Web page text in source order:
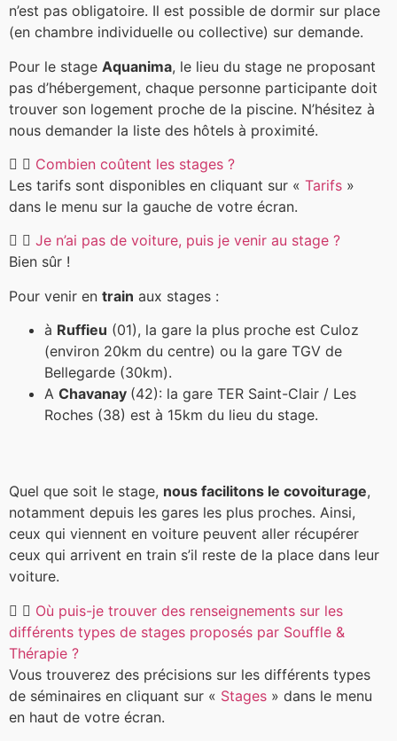
n’est pas obligatoire. Il est possible de dormir sur place
(en chambre individuelle ou collective) sur demande.
Pour le stage Aquanima, le lieu du stage ne proposant
pas d’hébergement, chaque personne participante doit
trouver son logement proche de la piscine. N’hésitez à
nous demander la liste des hôtels à proximité.
Combien coûtent les stages ?
Les tarifs sont disponibles en cliquant sur « Tarifs »
dans le menu sur la gauche de votre écran.
Je n’ai pas de voiture, puis je venir au stage ?
Bien sûr !
Pour venir en train aux stages :
à Ruffieu (01), la gare la plus proche est Culoz
(environ 20km du centre) ou la gare TGV de
Bellegarde (30km).
A Chavanay (42): la gare TER Saint-Clair / Les
Roches (38) est à 15km du lieu du stage.
Quel que soit le stage, nous facilitons le covoiturage,
notamment depuis les gares les plus proches. Ainsi,
ceux qui viennent en voiture peuvent aller récupérer
ceux qui arrivent en train s’il reste de la place dans leur
voiture.
Où puis-je trouver des renseignements sur les
différents types de stages proposés par Souffle &
Thérapie ?
Vous trouverez des précisions sur les différents types
de séminaires en cliquant sur « Stages » dans le menu
en haut de votre écran.